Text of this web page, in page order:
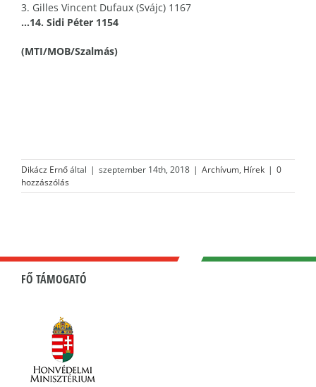
3. Gilles Vincent Dufaux (Svájc) 1167
…14. Sidi Péter 1154
(MTI/MOB/Szalmás)
Dikácz Ernőáltal | szeptember 14th, 2018 | Archívum, Hírek | 0
hozzászólás
FŐ TÁMOGATÓ